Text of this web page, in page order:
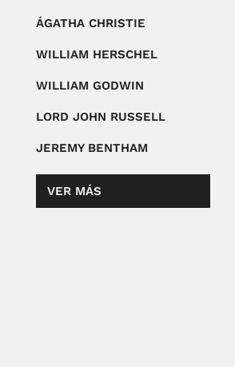
ÁGATHA CHRISTIE
WILLIAM HERSCHEL
WILLIAM GODWIN
LORD JOHN RUSSELL
JEREMY BENTHAM
VER MÁS